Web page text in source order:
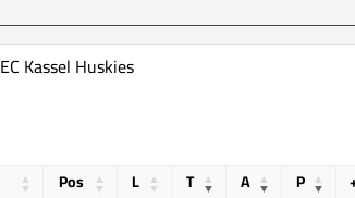
EC Kassel Huskies
Pos L T A P